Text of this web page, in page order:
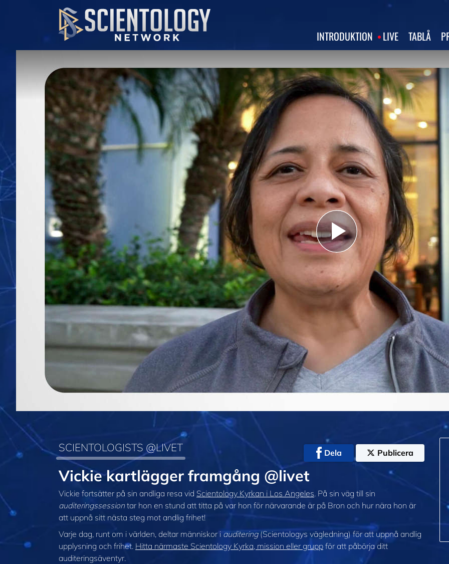
INTRODUKTION LIVE TABLÅ
Play
Video
SCIENTOLOGISTS @LIVET Dela Publicera
Vickie kartlägger framgång @livet
Vickie fortsätter på sin andliga resa vid Scientology Kyrkan i Los Angeles. På sin väg till sin
auditeringssessiontar hon en stund att titta på var hon för närvarande är på Bron och hur nära hon är
att uppnå sitt nästa steg mot andlig frihet!
Varje dag, runt om i världen, deltar människor i auditering(Scientologys vägledning) för att uppnå andlig
upplysning och frihet. Hitta närmaste Scientology Kyrka, mission eller grupp för att påbörja ditt
auditeringsäventyr.